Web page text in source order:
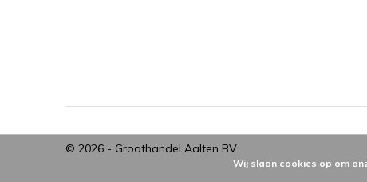
© 2026 - Groothandel Aalten BV
Wij slaan cookies op om